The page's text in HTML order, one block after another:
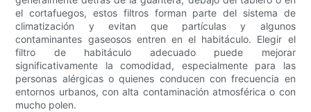
el cortafuegos, estos filtros forman parte del sistema de
climatización y evitan que partículas y algunos
contaminantes gaseosos entren en el habitáculo. Elegir el
filtro de habitáculo adecuado puede mejorar
significativamente la comodidad, especialmente para las
personas alérgicas o quienes conducen con frecuencia en
entornos urbanos, con alta contaminación atmosférica o con
mucho polen.